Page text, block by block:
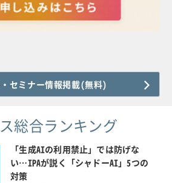
セミナー情報掲載(無料)
総合ランキング
「生成AIの利用禁止」では防げな
い…IPAが説く「シャドーAI」5つの
対策